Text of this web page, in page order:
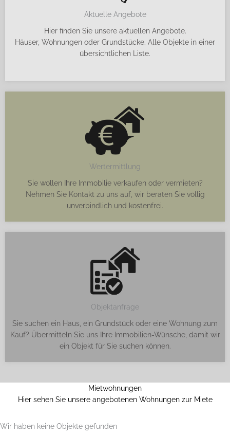
Aktuelle Angebote
Hier finden Sie unsere aktuellen Angebote.
Häuser, Wohnungen oder Grundstücke. Alle Objekte in einer
übersichtlichen Liste.
Wertermittlung
Sie wollen Ihre Immobilie verkaufen oder vermieten?
Nehmen Sie Kontakt zu uns auf, wir beraten Sie völlig
unverbindlich und kostenfrei.
Objektanfrage
Sie suchen ein Haus, ein Grundstück oder eine Wohnung zum
Kauf? Übermitteln Sie uns Ihre Immobilien-Wünsche, damit wir
ein Objekt für Sie suchen können.
Mietwohnungen
Hier sehen Sie unsere angebotenen Wohnungen zur Miete
Wir haben keine Objekte gefunden